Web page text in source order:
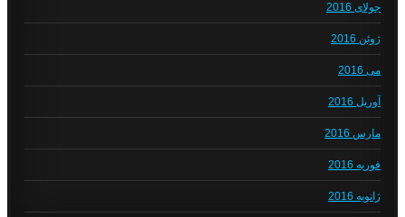
جولای 2016
ژوئن 2016
می 2016
آوریل 2016
مارس 2016
فوریه 2016
ژانویه 2016